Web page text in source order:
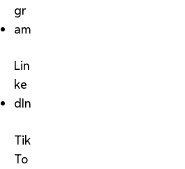
gr
am
Lin
ke
dIn
Tik
To